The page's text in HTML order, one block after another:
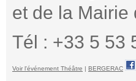
et de la Mairie
Tél : +33 5 53
Voir l'événement Théâtre | BERGERAC